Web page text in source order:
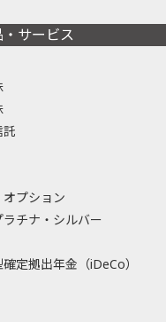
・サービス
託
プション
ラチナ・シルバー
定拠出年金（iDeCo）